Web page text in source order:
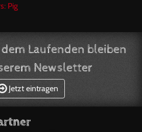
Pig
Laufenden bleiben
Newsletter
Jetzt eintragen